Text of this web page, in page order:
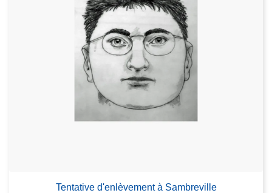
Tentative d'enlèvement à Sambreville